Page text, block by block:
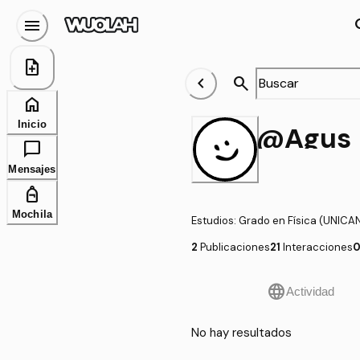
chevron_left search
@Agus
Estudios: Grado en Física
2 Publicaciones21 Interacciones0
languageActividad
No hay resultados
menu
note_add
home
Inicio
chat_bubble
Mensajes
personal_bag
Mochila